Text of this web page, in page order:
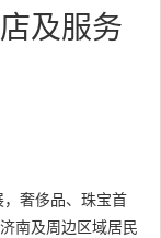
及服务
奢侈品、珠宝首
南及周边区域居民